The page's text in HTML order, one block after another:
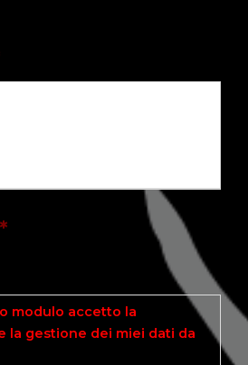
*
modulo accetto la
la gestione dei miei dati da